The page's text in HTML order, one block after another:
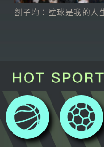
劉子均：壁球是我的人